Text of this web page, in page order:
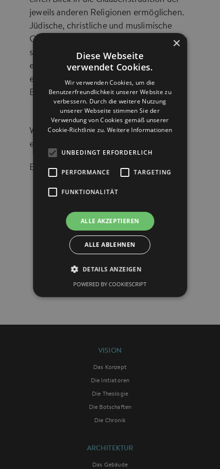
jeweils anderen Religionen ermöglichen.
Jüdische, christliche und muslimische
Gläubige - und auch andere - können sich
so besser kennenlernen. Gleichzeitig
erfahren die Teilnehmenden oft die
eigene Religion in neuer Weise durch den
Blick der anderen.
Wir freuen uns auf Ihr Erscheinen und
eine angeregte Unterhaltung.
Email: info@house-of-one.org
WEITERE
VERANSTALTUNGEN
VISION
Das Konzept
Die Initiatoren
Die Theologie
Die Botschaften
Die Chronik
ARCHITEKTUR
Das Gebäude
×
Diese Webseite
verwendet Cookies.
Wir verwenden Cookies, um die
Benutzerfreundlichkeit unserer Website zu
verbessern. Durch die weitere Nutzung
unserer Webseite stimmen Sie der
Verwendung von Cookies gemäß unserer
Cookie-Richtlinie zu.Weitere Informationen
UNBEDINGT ERFORDERLICH
PERFORMANCE TARGETING
FUNKTIONALITÄT
ALLE AKZEPTIEREN
ALLE ABLEHNEN
DETAILS ANZEIGEN
POWERED BY COOKIESCRIPT